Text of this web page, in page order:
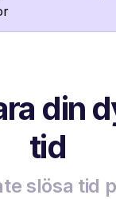
din
tid
slösa tid